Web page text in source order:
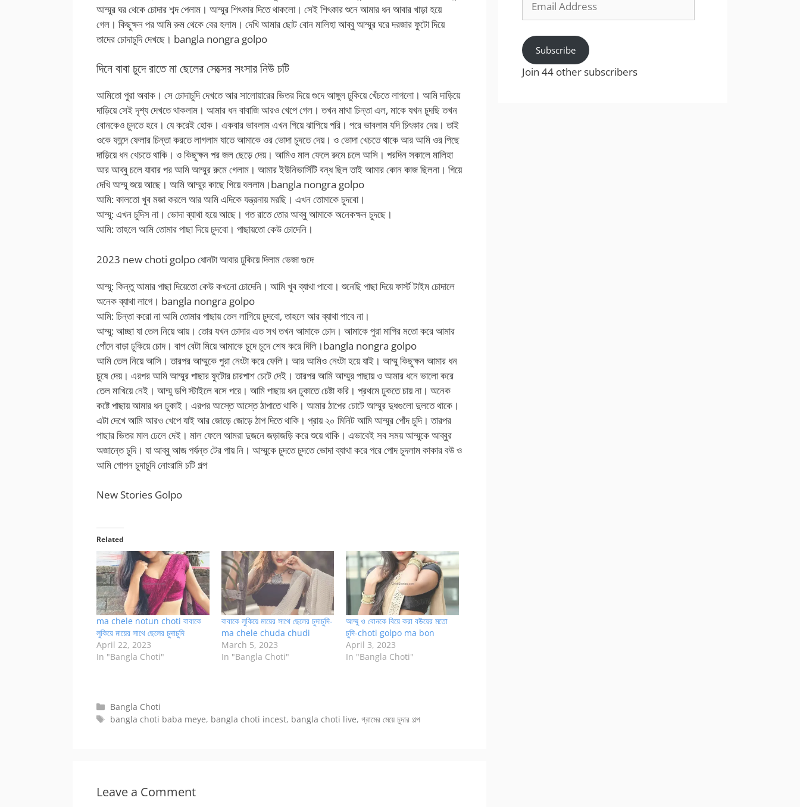
আম্মুর ঘর থেকে চোদার শব্দ পেলাম। আম্মুর শিৎকার দিতে থাকলো। সেই শিৎকার শুনে আমার ধন আবার খাড়া হয়ে
গেল। কিছুক্ষন পর আমি রুম থেকে বের হলাম। দেখি আমার ছোট বোন মালিহা আব্বু আম্মুর ঘরে দরজার ফুটো দিয়ে
তাদের চোদাচুদি দেখছে। bangla nongra golpo
দিনে বাবা চুদে রাতে মা ছেলের সেক্সের সংসার নিউ চটি
আমিতো পুরা অবাক। সে চোদাচুদি দেখতে আর সালোয়ারের ভিতর দিয়ে গুদে আঙ্গুল ঢুকিয়ে খেঁচতে লাগলো। আমি দাড়িয়ে
দাড়িয়ে সেই দৃশ্য দেখতে থাকলাম। আমার ধন বাবাজি আরও খেপে গেল। তখন মাথা চিন্তা এল, মাকে যখন চুদছি তখন
বোনকেও চুদতে হবে। যে করেই হোক। একবার ভাবলাম এখন গিয়ে ঝাপিয়ে পরি। পরে ভাবলাম যদি চিৎকার দেয়। তাই
ওকে ফান্দে ফেলার চিন্তা করতে লাগলাম যাতে আমাকে ওর ভোদা চুদতে দেয়। ও ভোদা খেচতে থাকে আর আমি ওর পিছে
দাড়িয়ে ধন খেচতে থাকি। ও কিছুক্ষন পর জল ছেড়ে দেয়। আমিও মাল ফেলে রুমে চলে আসি। পরদিন সকালে মালিহা
আর আব্বু চলে যাবার পর আমি আম্মুর রুমে গেলাম। আমার ইউনিভার্সিটি বন্ধ ছিল তাই আমার কোন কাজ ছিলনা। গিয়ে
দেখি আম্মু শুয়ে আছে। আমি আম্মুর কাছে গিয়ে বললাম।bangla nongra golpo
আমি: কালতো খুব মজা করলে আর আমি এদিকে যন্ত্রনায় মরছি। এখন তোমাকে চুদবো।
আম্মু: এখন চুদিস না। ভোদা ব্যাথা হয়ে আছে। গত রাতে তোর আব্বু আমাকে অনেকক্ষন চুদছে।
আমি: তাহলে আমি তোমার পাছা দিয়ে চুদবো। পাছায়তো কেউ চোদেনি।
2023 new choti golpo ধোনটা আবার ঢুকিয়ে দিলাম ভেজা গুদে
আম্মু: কিন্তু আমার পাছা দিয়েতো কেউ কখনো চোদেনি। আমি খুব ব্যাথা পাবো। শুনেছি পাছা দিয়ে ফার্স্ট টাইম চোদালে
অনেক ব্যাথা লাগে। bangla nongra golpo
আমি: চিন্তা করো না আমি তোমার পাছায় তেল লাগিয়ে চুদবো, তাহলে আর ব্যাথা পাবে না।
আম্মু: আচ্ছা যা তেল নিয়ে আয়। তোর যখন চোদার এত সখ তখন আমাকে চোদ। আমাকে পুরা মাগির মতো করে আমার
পোঁদে বাড়া ঢুকিয়ে চোদ। বাপ বেটা মিয়ে আমাকে চুদে চুদে শেষ করে দিলি।bangla nongra golpo
আমি তেল নিয়ে আসি। তারপর আম্মুকে পুরা নেংটা করে ফেলি। আর আমিও নেংটা হয়ে যাই। আম্মু কিছুক্ষন আমার ধন
চুষে দেয়। এরপর আমি আম্মুর পাছার ফুটোর চারপাশ চেটে দেই। তারপর আমি আম্মুর পাছায় ও আমার ধনে ভালো করে
তেল মাখিয়ে নেই। আম্মু ডগি স্টাইলে বসে পরে। আমি পাছায় ধন ঢুকাতে চেষ্টা করি। প্রথমে ঢুকতে চায় না। অনেক
কষ্টে পাছায় আমার ধন ঢুকাই। এরপর আস্তে আস্তে ঠাপাতে থাকি। আমার ঠাপের চোটে আম্মুর দুধগুলো দুলতে থাকে।
এটা দেখে আমি আরও খেপে যাই আর জোড়ে জোড়ে ঠাপ দিতে থাকি। প্রায় ২০ মিনিট আমি আম্মুর পোঁদ চুদি। তারপর
পাছার ভিতর মাল ঢেলে দেই। মাল ফেলে আমরা দুজনে জড়াজড়ি করে শুয়ে থাকি। এভাবেই সব সময় আম্মুকে আব্বুর
অজান্তে চুদি। যা আব্বু আজ পর্যন্ত টের পায় নি। আম্মুকে চুদতে চুদতে ভোদা ব্যাথা করে পরে পোদ চুদলাম কাকার বউ ও
আমি গোপন চুদাচুদি নোংরামি চটি গল্প
New Stories Golpo
Related
ma chele notun choti বাবাকে
লুকিয়ে মায়ের সাথে ছেলের চুদাচুদি
April 22, 2023
In "Bangla Choti"
বাবাকে লুকিয়ে মায়ের সাথে ছেলের চুদাচুদি-
ma chele chuda chudi
March 5, 2023
In "Bangla Choti"
আম্মু ও বোনকে বিয়ে করা বউয়ের মতো
চুদি-choti golpo ma bon
April 3, 2023
In "Bangla Choti"
Categories
Bangla Choti
Tags
bangla choti baba meye, bangla choti incest, bangla choti live,গ্রামের মেয়ে চুদার গল্প
Leave a Comment
Address
Subscribe
Join 44 other subscribers